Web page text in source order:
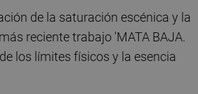
de la saturación escénica y la
reciente trabajo 'MATA BAJA.
los límites físicos y la esencia